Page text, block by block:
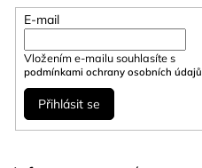
E-mail
Vložením e-mailu souhlasíte s
podmínkami ochrany osobních údajů
Přihlásit se